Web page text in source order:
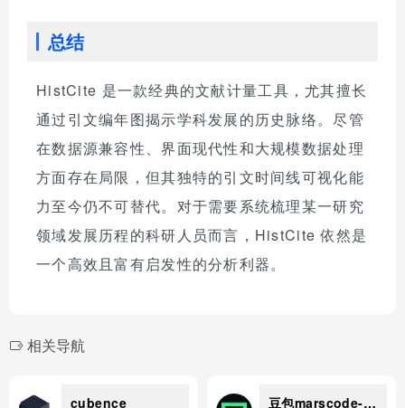
总结
HistCite 是一款经典的文献计量工具，尤其擅长
通过引文编年图揭示学科发展的历史脉络。尽管
在数据源兼容性、界面现代性和大规模数据处理
方面存在局限，但其独特的引文时间线可视化能
力至今仍不可替代。对于需要系统梳理某一研究
领域发展历程的科研人员而言，HistCite 依然是
一个高效且富有启发性的分析利器。
相关导航
cubence 豆包marscode-免费AI编程助手